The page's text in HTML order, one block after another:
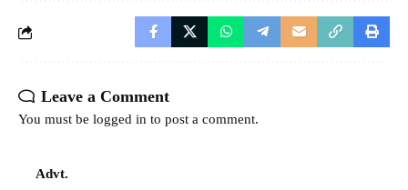
Leave a Comment
You must be logged in to post a comment.
Advt.